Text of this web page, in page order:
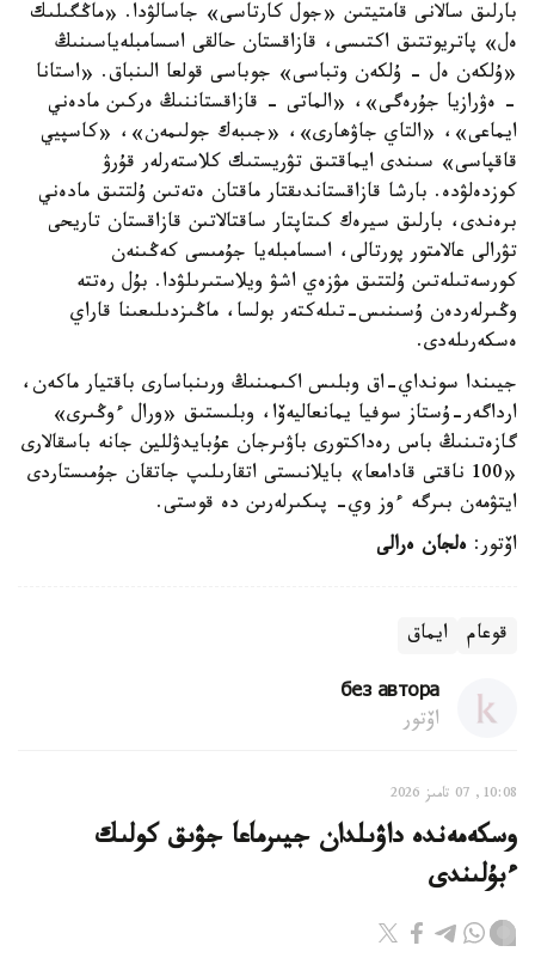
بارلىق سالانى قامتيتىن «جول كارتاسى» جاسالۋدا. «ماڭگىلىك
ەل» پاتريوتتىق اكتىسى، قازاقستان حالقى اسسامبلەياسىنىڭ
«ۇلكەن ەل - ۇلكەن وتباسى» جوباسى قولعا الىنباق. «استانا
- ەۋرازيا جۇرەگى»، «الماتى - قازاقستاننىڭ ەركىن مادەني
ايماعى»، «التاي جاۋھارى»، «جىبەك جولىمەن»، «كاسپيي
قاقپاسى» سىندى ايماقتىق تۋريستىك كلاستەرلەر قۇرۋ
كوزدەلۋدە. بارشا قازاقستاندىقتار ماقتان ەتەتىن ۇلتتىق مادەني
برەندى، بارلىق سيرەك كىتاپتار ساقتالاتىن قازاقستان تاريحى
تۋرالى عالامتور پورتالى، اسسامبلەيا جۇمىسى كەڭىنەن
كورسەتىلەتىن ۇلتتىق مۋزەي اشۋ ويلاستىرىلۋدا. بۇل رەتتە
وڭىرلەردەن ۇسىنىس-تىلەكتەر بولسا، ماڭىزدىلىعىنا قاراي
ەسكەرىلەدى.
جيىندا سونداي-اق وبلىس اكىمىنىڭ ورىنباسارى باقتيار ماكەن،
ارداگەر-ۇستاز سوفيا يمانعاليەۆا، وبلىستىق «ورال ءوڭىرى»
گازەتىنىڭ باس رەداكتورى باۋىرجان عۇبايدۋللين جانە باسقالارى
«100 ناقتى قادامعا» بايلانىستى اتقارىلىپ جاتقان جۇمىستاردى
ايتۋمەن بىرگە ءوز وي- پىكىرلەرىن دە قوستى.
اۆتور: ەلجان ەرالى
قوعام ايماق
без автора
اۆتور
10:08, 07 تامىز 2026
وسكەمەندە داۋىلدان جيىرماعا جۋىق كولىك
ءبۇلىندى